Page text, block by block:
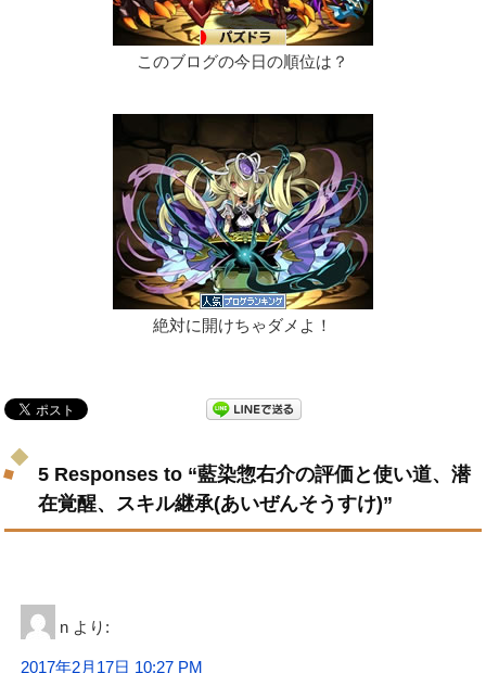
このブログの今日の順位は？
絶対に開けちゃダメよ！
5 Responses to “藍染惣右介の評価と使い道、潜
在覚醒、スキル継承(あいぜんそうすけ)”
n より:
2017年2月17日 10:27 PM